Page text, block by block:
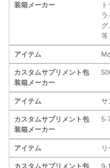
装箱メーカー
ラ
グ
等
アイテム
カスタムサプリメント包
装箱メーカー
アイテム サ
カスタムサプリメント包
装箱メーカー
5-
アイテム
カスタムサプリメント包 9-